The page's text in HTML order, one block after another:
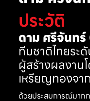
ประวัติ
ดาม ศรีจันทร์
ทีมชาติไทยระ
ผู้สร้างผลงาน
เหรียญทองจา
ด้วยประสบการณ์มาก